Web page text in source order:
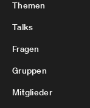
Themen
Talks
Fragen
Gruppen
Mitglieder